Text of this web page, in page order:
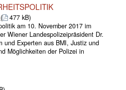
(
477 kB)
am 10. November 2017 im
Wiener Landespolizeipräsident Dr.
und Experten aus BMI, Justiz und
Möglichkeiten der Polizei in